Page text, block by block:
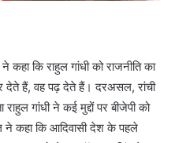
कहा कि राहुल गांधी को राजनीति का
हैं, वह पढ़ देते हैं। दरअसल, रांची
गांधी ने कई मुद्दों पर बीजेपी को
ने कहा कि आदिवासी देश के पहले